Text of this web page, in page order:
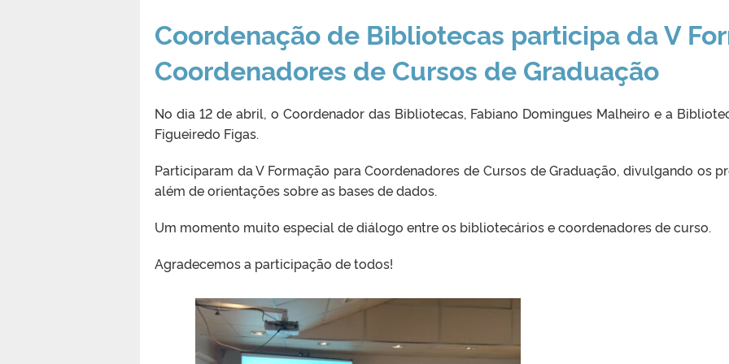
Coordenação de Bibliotecas participa da V
Coordenadores de Cursos de Graduação
No dia 12 de abril, o Coordenador das Bibliotecas, Fabiano Domingues Malheiro e a
Figueiredo Figas.
Participaram da V Formação para Coordenadores de Cursos de Graduação, divulgando os
além de orientações sobre as bases de dados.
Um momento muito especial de diálogo entre os bibliotecários e coordenadores de curso.
Agradecemos a participação de todos!